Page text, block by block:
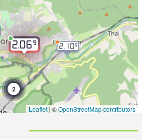
2.069
2.109
2
Leaflet |©OpenStreetMap contributors